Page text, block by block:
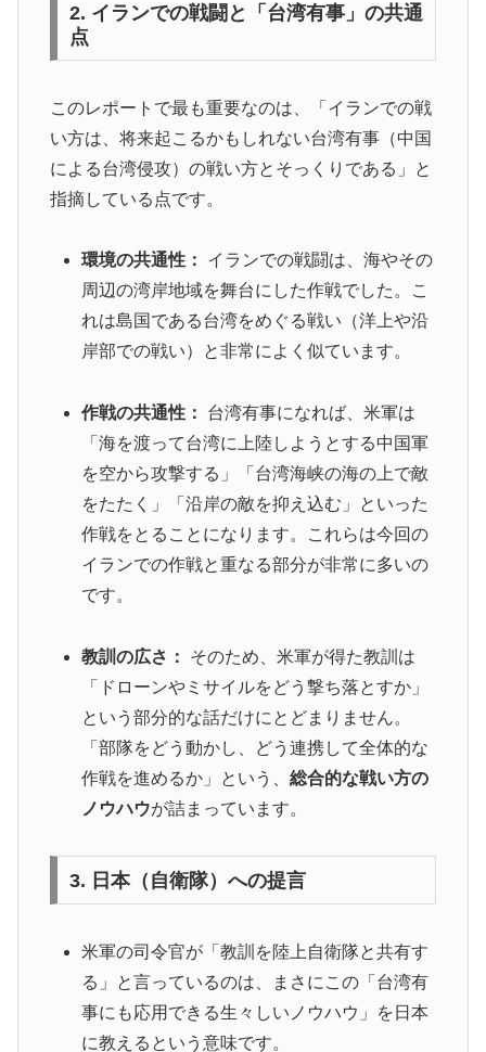
2. イランでの戦闘と「台湾有事」の共通
点
このレポートで最も重要なのは、「イランでの戦
い方は、将来起こるかもしれない台湾有事（中国
による台湾侵攻）の戦い方とそっくりである」と
指摘している点です。
環境の共通性：
イランでの戦闘は、海やその
周辺の湾岸地域を舞台にした作戦でした。こ
れは島国である台湾をめぐる戦い（洋上や沿
岸部での戦い）と非常によく似ています。
作戦の共通性：
台湾有事になれば、米軍は
「海を渡って台湾に上陸しようとする中国軍
を空から攻撃する」「台湾海峡の海の上で敵
をたたく」「沿岸の敵を抑え込む」といった
作戦をとることになります。これらは今回の
イランでの作戦と重なる部分が非常に多いの
です。
教訓の広さ：
そのため、米軍が得た教訓は
「ドローンやミサイルをどう撃ち落とすか」
という部分的な話だけにとどまりません。
「部隊をどう動かし、どう連携して全体的な
作戦を進めるか」という、 総合的な戦い方の
ノウハウが詰まっています。
3. 日本（自衛隊）への提言
米軍の司令官が「教訓を陸上自衛隊と共有す
る」と言っているのは、まさにこの「台湾有
事にも応用できる生々しいノウハウ」を日本
に教えるという意味です。